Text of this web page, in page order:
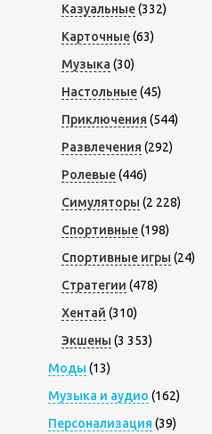
Казуальные(332)
Карточные(63)
Музыка (30)
Настольные(45)
Приключения (544)
Развлечения (292)
Ролевые(446)
Симуляторы (2 228)
Спортивные(198)
Спортивные игры (24)
Стратегии (478)
Хентай (310)
Экшены (3 353)
Моды (13)
Музыка и аудио (162)
Персонализация (39)